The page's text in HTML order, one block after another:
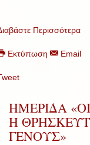
Περισσότερα
Εκτύπωση Email
ΗΜΕΡΙΔΑ
Η
ΓΕΝΟΥΣ»